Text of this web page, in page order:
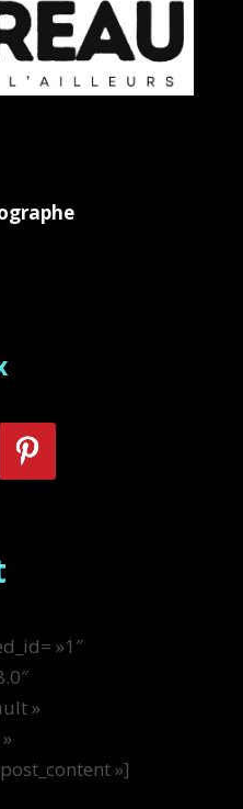
»1″
»
»]